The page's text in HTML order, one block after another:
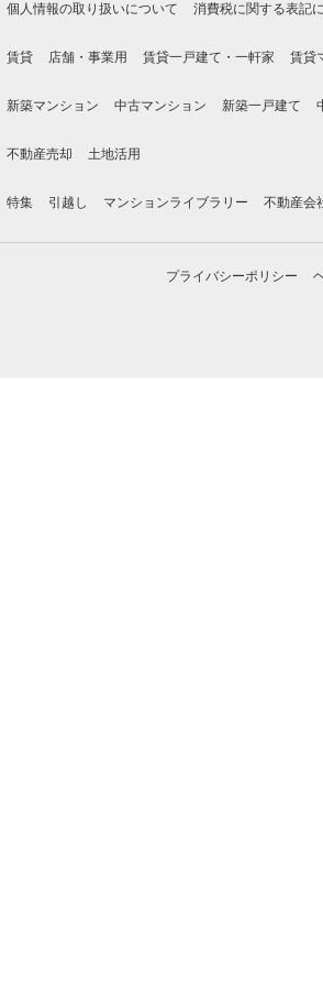
個人情報の取り扱いについて 消費税に関する表記
賃貸 店舗・事業用 賃貸一戸建て・一軒家 賃貸
新築マンション 中古マンション 新築一戸建て
不動産売却 土地活用
特集 引越し マンションライブラリー 不動産会
プライバシーポリシー